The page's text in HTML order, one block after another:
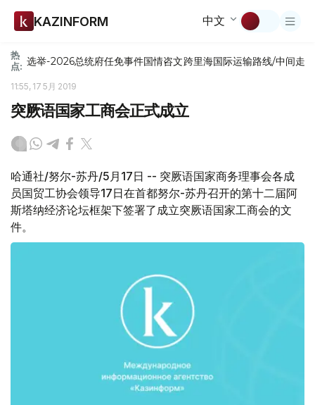
KAZINFORM 中文
热
点: 选举-2026总统府任免事件国情咨文跨里海国际运输路线/中间走廊
11:55, 17 5月 2019
突厥语国家工商会正式成立
哈通社/努尔-苏丹/5月17日 -- 突厥语国家商务理事会各成
员国贸工协会领导17日在首都努尔-苏丹召开的第十二届阿
斯塔纳经济论坛框架下签署了成立突厥语国家工商会的文
件。